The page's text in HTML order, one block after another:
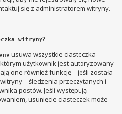
się z administratorem witryny.
witryny?
usuwa wszystkie ciasteczka
użytkownik jest autoryzowany
one również funkcję – jeśli została
– śledzenia przeczytanych i
postów. Jeśli występują
usunięcie ciasteczek może